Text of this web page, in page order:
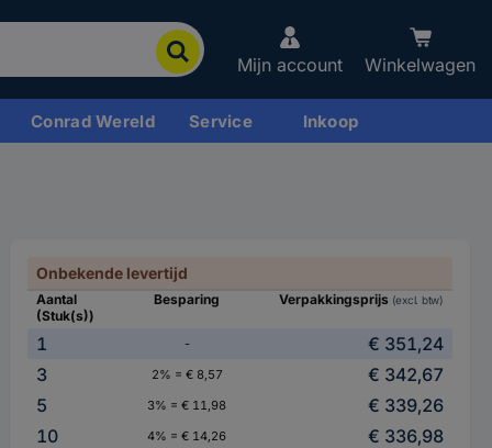
Mijn account Winkelwagen
Conrad Wereld Service Inkoop
Onbekende levertijd
Aantal
(Stuk(s))
Besparing Verpakkingsprijs (excl. btw)
1 -
€ 351,24
3
2% = € 8,57
€ 342,67
5
3% = € 11,98
€ 339,26
10
4% = € 14,26 € 336,98